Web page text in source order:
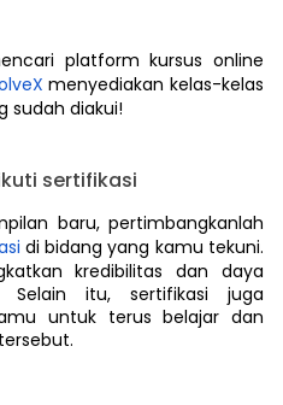
platform kursus online
menyediakan kelas-kelas
sudah diakui!
sertifikasi
baru, pertimbangkanlah
di bidang yang kamu tekuni.
kredibilitas dan daya
itu, sertifikasi juga
untuk terus belajar dan